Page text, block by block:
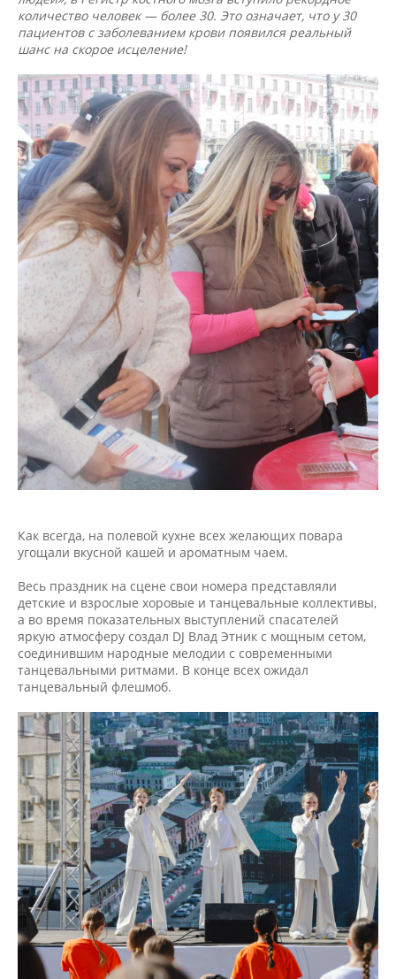
количество человек — более 30. Это означает, что у 30
пациентов с заболеванием крови появился реальный
шанс на скорое исцеление!
Как всегда, на полевой кухне всех желающих повара
угощали вкусной кашей и ароматным чаем.
Весь праздник на сцене свои номера представляли
детские и взрослые хоровые и танцевальные коллективы,
а во время показательных выступлений спасателей
яркую атмосферу создал DJ Влад Этник с мощным сетом,
соединившим народные мелодии с современными
танцевальными ритмами. В конце всех ожидал
танцевальный флешмоб.